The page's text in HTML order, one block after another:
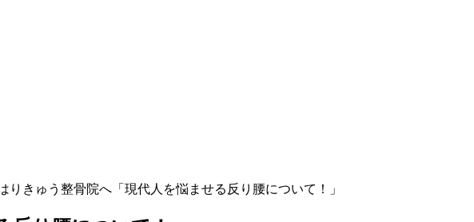
りきゅう整骨院へ「現代人を悩ませる反り腰について！」